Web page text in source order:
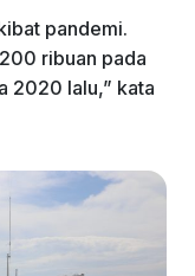
pandemi.
ribuan pada
2020 lalu,” kata